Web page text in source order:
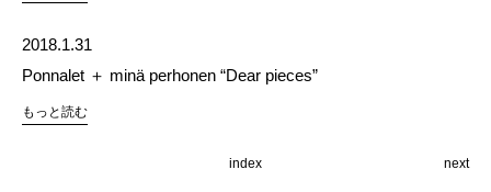
2018.1.31
Ponnalet ＋ minä perhonen “Dear pieces”
もっと読む
next
index